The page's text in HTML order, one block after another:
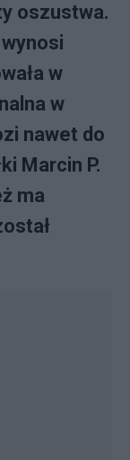
oszustwa.
w
w
nawet do
Marcin P.
ma